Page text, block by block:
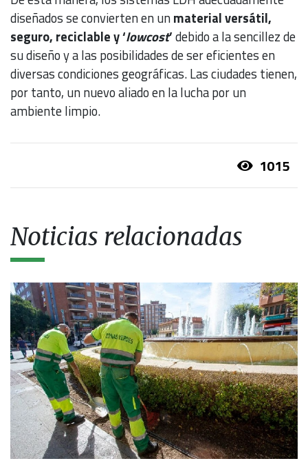
diseñados se convierten en unmaterial versátil,
seguro, reciclable y ‘lowcost’debido a la sencillez de
su diseño y a las posibilidades de ser eficientes en
diversas condiciones geográficas. Las ciudades tienen,
por tanto, un nuevo aliado en la lucha por un
ambiente limpio.
1015
Noticias relacionadas